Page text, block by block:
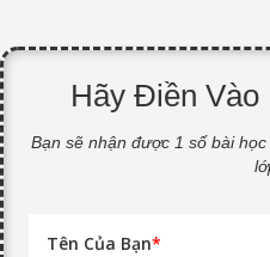
Hãy Điền
Bạn sẽ nhận được 1 số bài
Tên Của Bạn*